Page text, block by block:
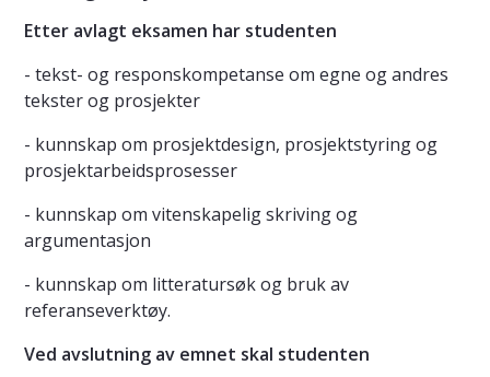
Etter avlagt eksamen har studenten
- tekst- og responskompetanse om egne og andres
tekster og prosjekter
- kunnskap om prosjektdesign, prosjektstyring og
prosjektarbeidsprosesser
- kunnskap om vitenskapelig skriving og
argumentasjon
- kunnskap om litteratursøk og bruk av
referanseverktøy.
Ved avslutning av emnet skal studenten